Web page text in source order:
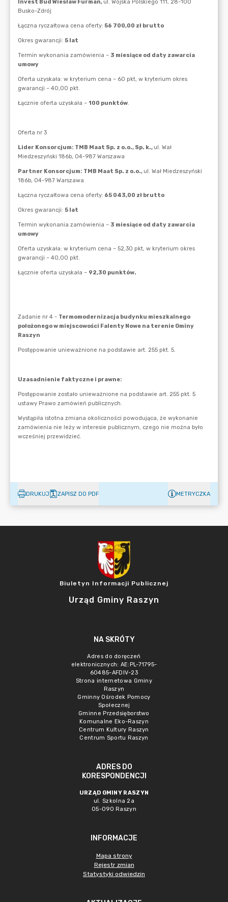
DRUKUJ ZAPISZ DO PDF METRYCZKA
Biuletyn Informacji Publicznej
Urząd Gminy Raszyn
NA SKRÓTY
Adres do doręczeń
elektronicznych: AE:PL-71795-
60485-AFDIV-23
Strona internetowa Gminy
Raszyn
Gminny Ośrodek Pomocy
Społecznej
Gminne Przedsięborstwo
Komunalne Eko-Raszyn
Centrum Kultury Raszyn
Centrum Sportu Raszyn
ADRES DO
KORESPONDENCJI
URZĄD GMINY RASZYN
ul. Szkolna 2a
05-090 Raszyn
INFORMACJE
Mapa strony
Rejestr zmian
Statystyki odwiedzin